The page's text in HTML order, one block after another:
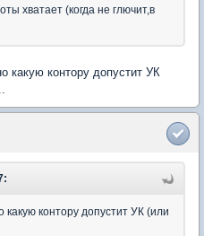
хватает (когда не глючит,в
какую контору допустит УК
контору допустит УК (или